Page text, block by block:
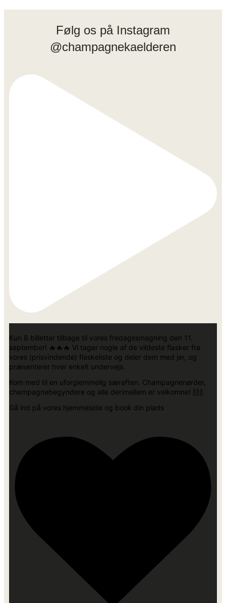
Følg os på Instagram
@champagnekaelderen
Kun 8 billetter tilbage til vores fredagssmagning den 11.
september! 🔥🔥🔥 Vi tager nogle af de vildeste flasker fra
vores (prisvindende) flaskeliste og deler dem med jer, og
præsenterer hver enkelt undervejs.
Kom med til en uforglemmelig særaften. Champagnenørder,
champagnebegyndere og alle derimellem er velkomne! 🍾🍾🍾
Gå ind på vores hjemmeside og book din plads